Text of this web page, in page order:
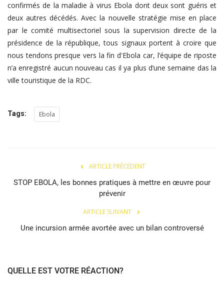
confirmés de la maladie à virus Ebola dont deux sont guéris et
deux autres décédés. Avec la nouvelle stratégie mise en place
par le comité multisectoriel sous la supervision directe de la
présidence de la république, tous signaux portent à croire que
nous tendons presque vers la fin d'Ebola car, l’équipe de riposte
n’a enregistré aucun nouveau cas il ya plus d’une semaine das la
ville touristique de la RDC.
Tags: Ebola
ARTICLE PRÉCÉDENT
STOP EBOLA, les bonnes pratiques à mettre en œuvre pour
prévenir
ARTICLE SUIVANT
Une incursion armée avortée avec un bilan controversé
QUELLE EST VOTRE RÉACTION?